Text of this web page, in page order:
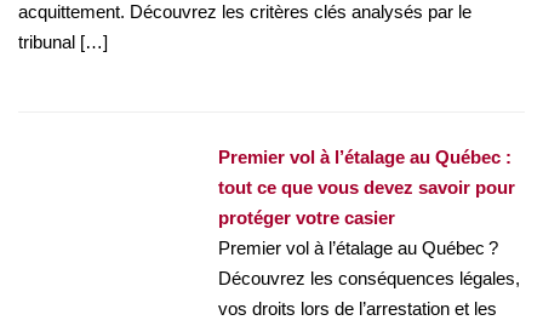
acquittement. Découvrez les critères clés analysés par le
tribunal […]
Premier vol à l’étalage au Québec :
tout ce que vous devez savoir pour
protéger votre casier
Premier vol à l’étalage au Québec ?
Découvrez les conséquences légales,
vos droits lors de l’arrestation et les